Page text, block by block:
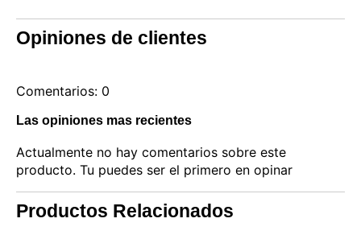
Opiniones de clientes
Comentarios: 0
Las opiniones mas recientes
Actualmente no hay comentarios sobre este
producto. Tu puedes ser el primero en opinar
Productos Relacionados